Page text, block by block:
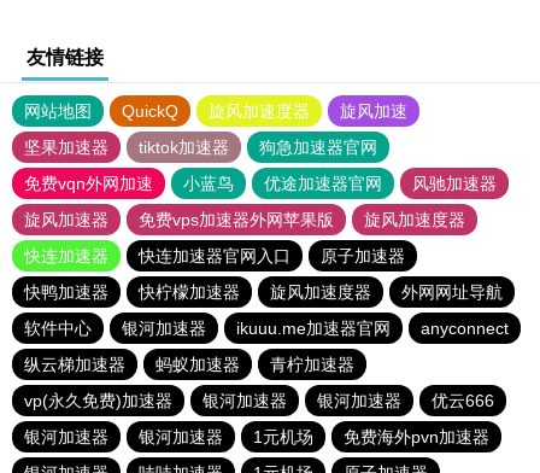
友情链接
网站地图 QuickQ 旋风加速度器
旋风加速
坚果加速器
tiktok加速器
狗急加速器官网
免费vqn外网加速
小蓝鸟 优途加速器官网
风驰加速器
旋风加速器
免费vps加速器外网苹果版
旋风加速度器
快连加速器
快连加速器官网入口
原子加速器
快鸭加速器
快柠檬加速器 旋风加速度器
外网网址导航
软件中心
银河加速器 ikuuu.me加速器官网
anyconnect
纵云梯加速器
蚂蚁加速器
青柠加速器
vp(永久免费)加速器
银河加速器 银河加速器
优云666
银河加速器
银河加速器 1元机场
免费海外pvn加速器